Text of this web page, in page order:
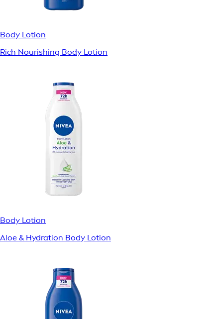
Body Lotion
Rich Nourishing Body Lotion
Body Lotion
Aloe & Hydration Body Lotion